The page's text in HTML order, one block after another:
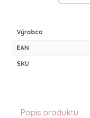
Výrobca
EAN
SKU
Popis produktu